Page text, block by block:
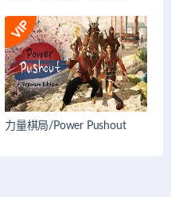
力量棋局/Power Pushout